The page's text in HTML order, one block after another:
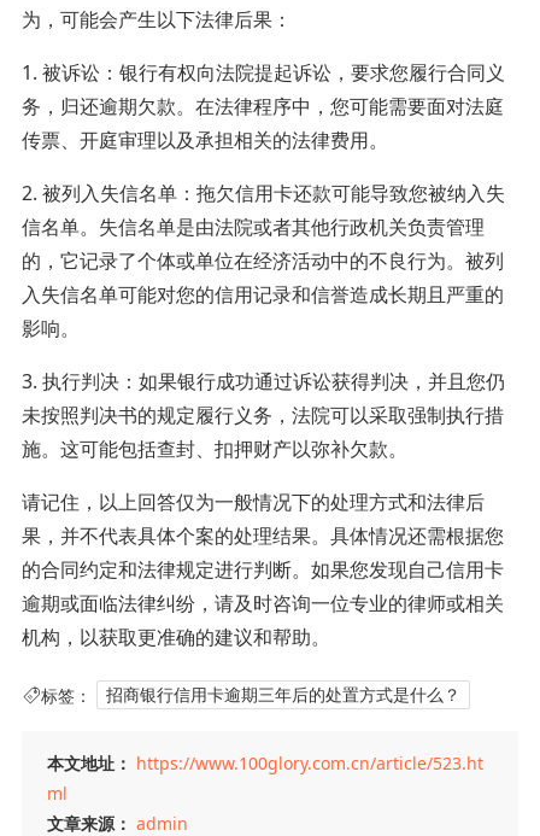
为，可能会产生以下法律后果：
1. 被诉讼：银行有权向法院提起诉讼，要求您履行合同义
务，归还逾期欠款。在法律程序中，您可能需要面对法庭
传票、开庭审理以及承担相关的法律费用。
2. 被列入失信名单：拖欠信用卡还款可能导致您被纳入失
信名单。失信名单是由法院或者其他行政机关负责管理
的，它记录了个体或单位在经济活动中的不良行为。被列
入失信名单可能对您的信用记录和信誉造成长期且严重的
影响。
3. 执行判决：如果银行成功通过诉讼获得判决，并且您仍
未按照判决书的规定履行义务，法院可以采取强制执行措
施。这可能包括查封、扣押财产以弥补欠款。
请记住，以上回答仅为一般情况下的处理方式和法律后
果，并不代表具体个案的处理结果。具体情况还需根据您
的合同约定和法律规定进行判断。如果您发现自己信用卡
逾期或面临法律纠纷，请及时咨询一位专业的律师或相关
机构，以获取更准确的建议和帮助。
标签： 招商银行信用卡逾期三年后的处置方式是什么？
本文地址： https://www.100glory.com.cn/article/523.ht
ml
文章来源： admin